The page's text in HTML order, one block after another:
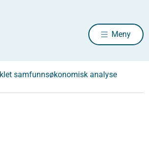
Meny
samfunnsøkonomisk analyse